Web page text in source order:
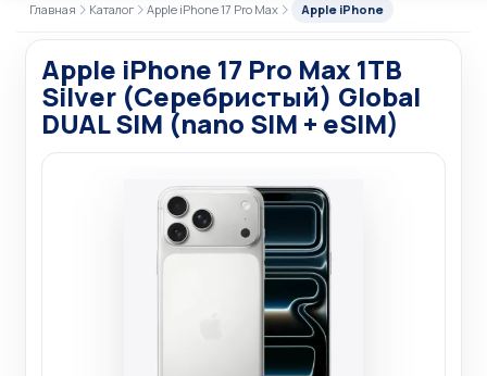
Главная Каталог Apple iPhone 17 Pro Max Apple iPhone
Apple iPhone 17 Pro Max 1TB
Silver (Серебристый) Global
DUAL SIM (nano SIM + eSIM)